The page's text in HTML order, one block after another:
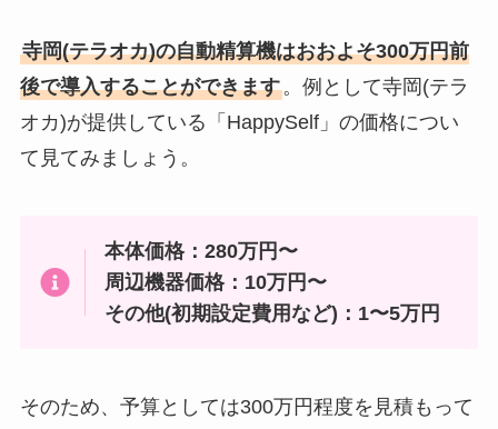
寺岡(テラオカ)の自動精算機はおおよそ300万円前
後で導入することができます。例として寺岡(テラ
オカ)が提供している「HappySelf」の価格につい
て見てみましょう。
本体価格：280万円〜
周辺機器価格：10万円〜
その他(初期設定費用など)：1〜5万円
そのため、予算としては300万円程度を見積もって